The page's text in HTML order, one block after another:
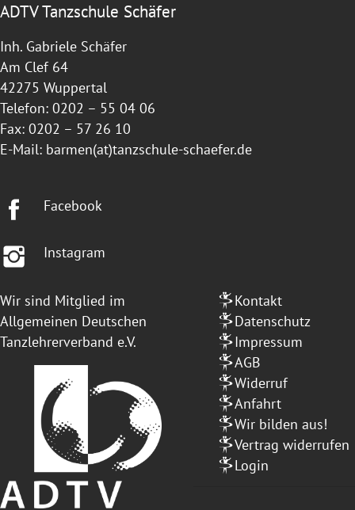
ADTV Tanzschule Schäfer
Inh. Gabriele Schäfer
Am Clef 64
42275 Wuppertal
Telefon: 0202 – 55 04 06
Fax: 0202 – 57 26 10
E-Mail: barmen(at)tanzschule-schaefer.de
Facebook
Instagram
Wir sind Mitglied im
Allgemeinen Deutschen
Tanzlehrerverband e.V.
Kontakt
Datenschutz
Impressum
AGB
Widerruf
Anfahrt
Wir bilden aus!
Vertrag widerrufen
Login